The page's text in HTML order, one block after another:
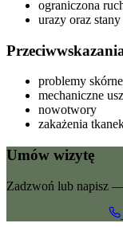
ograniczona
urazy oraz
problemy skórne
mechaniczne
nowotwory
zakażenia
Umów wizytę
Zadzwoń lub napisz